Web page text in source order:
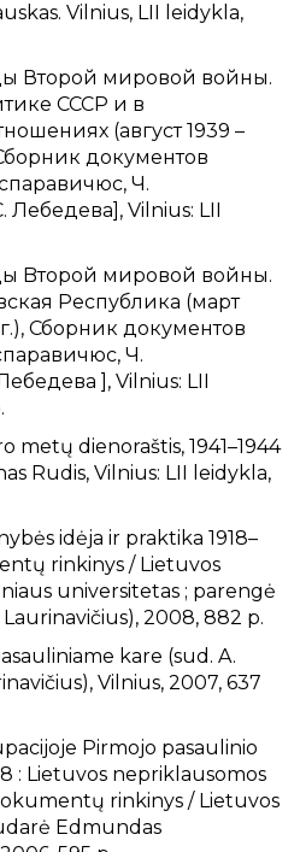
Vilnius, LII leidykla,
Второй мировой войны.
СССР и в
(август 1939 –
документов
Ч.
Vilnius: LII
Bторой мировой войны.
Республика (март
Сборник документов
Ч.
], Vilnius: LII
metų dienoraštis, 1941–1944
Rudis, Vilnius: LII leidykla,
idėja ir praktika 1918–
rinkinys / Lietuvos
universitetas ; parengė
2008, 882 p.
kare (sud. A.
Vilnius, 2007, 637
Pirmojo pasaulinio
: Lietuvos nepriklausomos
rinkinys / Lietuvos
Edmundas